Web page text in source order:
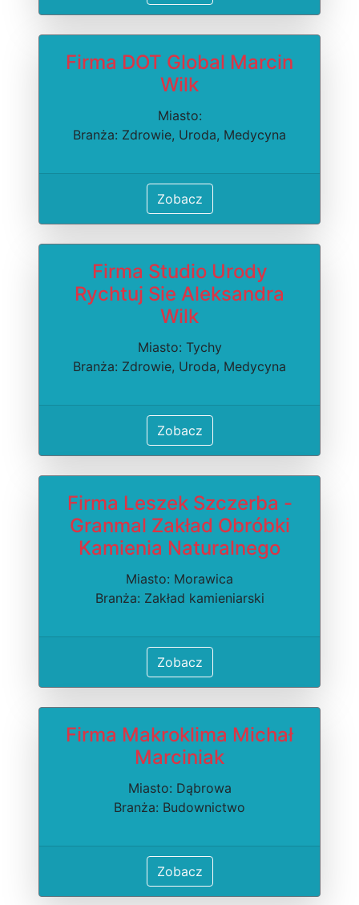
Firma DOT Global Marcin
Wilk
Miasto:
Branża: Zdrowie, Uroda, Medycyna
Zobacz
Firma Studio Urody
Rychtuj Sie Aleksandra
Wilk
Miasto: Tychy
Branża: Zdrowie, Uroda, Medycyna
Zobacz
Firma Leszek Szczerba -
Granmal Zakład Obróbki
Kamienia Naturalnego
Miasto: Morawica
Branża: Zakład kamieniarski
Zobacz
Firma Makroklima Michał
Marciniak
Miasto: Dąbrowa
Branża: Budownictwo
Zobacz